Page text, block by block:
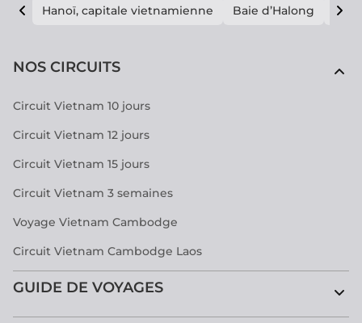
Hanoï, capitale vietnamienne Baie d’Halong E
NOS CIRCUITS
Circuit Vietnam 10 jours
Circuit Vietnam 12 jours
Circuit Vietnam 15 jours
Circuit Vietnam 3 semaines
Voyage Vietnam Cambodge
Circuit Vietnam Cambodge Laos
GUIDE DE VOYAGES